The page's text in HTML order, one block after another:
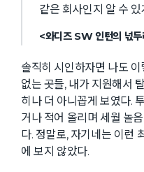
같은 회사인지 알 수 있
<와디즈 SW 인턴의 넋
솔직히 시인하자면 나도
없는 곳들, 내가 지원해서
히나 더 아니꼽게 보였다.
거나 적어 올리며 세월 놀
다. 정말로, 자기네는 이런
에 보지 않았다.